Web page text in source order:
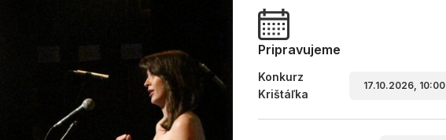
Pripravujeme
Konkurz
Krištáľka
17.10.2026, 10:00